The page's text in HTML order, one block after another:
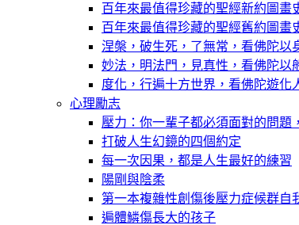
百年來最值得珍藏的聖經新約圖畫
百年來最值得珍藏的聖經舊約圖畫
涅槃，破生死，了無常，看佛陀以
妙法，明法門，見真性，看佛陀以
度化，行遍十方世界，看佛陀遊化
心理勵志
壓力：你一輩子都必須面對的問題
打破人生幻鏡的四個約定
每一次因果，都是人生最好的練習
陽剛與陰柔
第一本複雜性創傷後壓力症候群自
遍體鱗傷長大的孩子